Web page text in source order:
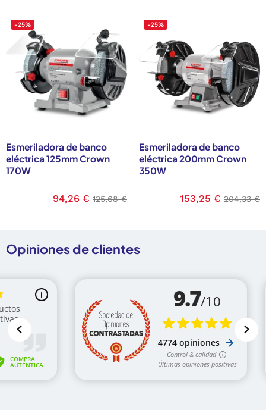
Esmeriladora de banco
eléctrica 125mm Crown
170W
-25%
Precio
94,26 € Precio base
125,68 €
Esmeriladora de banco
eléctrica 200mm Crown
350W
-25%
Precio
153,25 € Precio
204,33 €
Opiniones de clientes